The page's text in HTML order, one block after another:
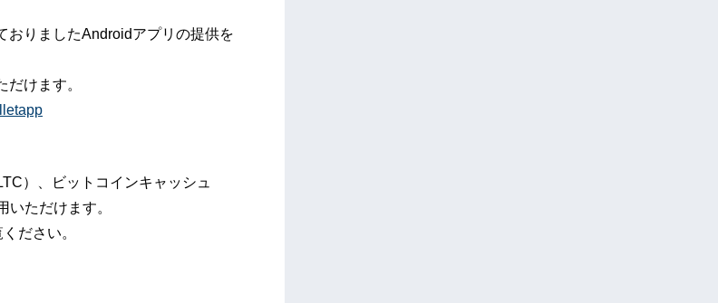
おりましたAndroidアプリの提供を
けます。
）、ビットコインキャッシュ
いただけます。
ださい。